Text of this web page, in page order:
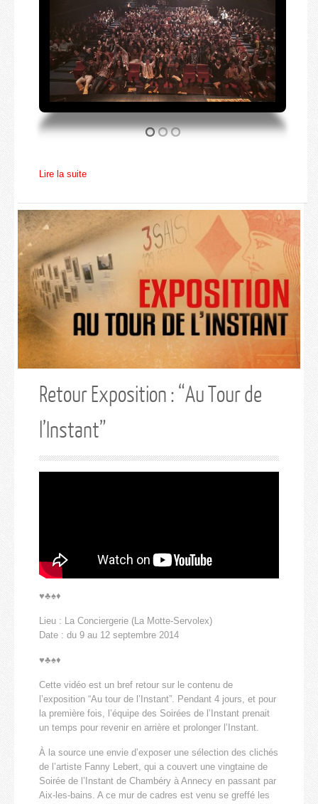
Lire la suite
Retour Exposition : “Au Tour de
l’Instant”
♥♣♠♦
Lieu : La Conciergerie (La Motte-Servolex)
Date : du 9 au 12 septembre 2014
♥♣♠♦
Cette vidéo est un bref retour sur le contenu de
l’exposition “Au tour de l’Instant”. Pendant 4 jours, et pour
la première fois, l’équipe des Soirées de l’Instant prenait
un temps pour revenir en arrière et prolonger l’Instant.
À la source une envie d’exposer une sélection des clichés
de l’artiste Fanny Lebert, qui a couvert une vingtaine de
Soirée de l’Instant de Chambéry à Annecy en passant par
Aix-les-bains. A ce mur de cadres est venu se greffé les